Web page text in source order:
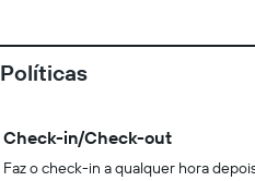
Políticas
Check-in/Check-out
Faz o check-in a qualquer hora